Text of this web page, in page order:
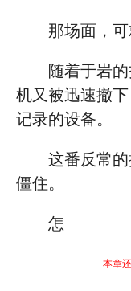
那场面，可
随着于岩
机又被迅速撤
记录的设备。
这番反常
僵住。
怎
本章